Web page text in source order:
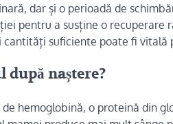
dar și o perioadă de
pentru a susține o recuperare
suficiente poate fi vitală
naștere?
hemoglobină, o proteină din